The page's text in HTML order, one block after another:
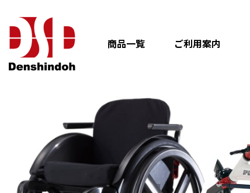
商品一覧 ご利用案内